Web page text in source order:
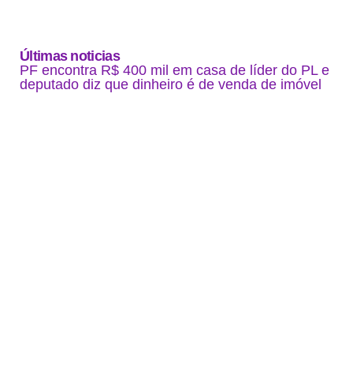
Últimas noticias
PF encontra R$ 400 mil em casa de líder do PL e
deputado diz que dinheiro é de venda de imóvel